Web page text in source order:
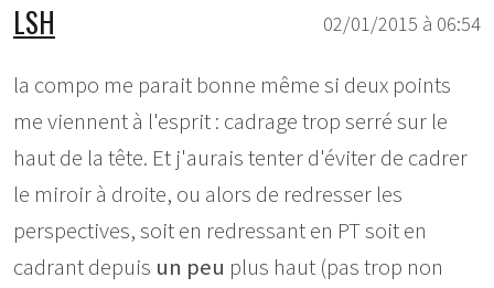
02/01/2015 à 06:54
LSH
la compo me parait bonne même si deux points
me viennent à l'esprit : cadrage trop serré sur le
haut de la tête. Et j'aurais tenter d'éviter de cadrer
le miroir à droite, ou alors de redresser les
perspectives, soit en redressant en PT soit en
cadrant depuis un peu plus haut (pas trop non